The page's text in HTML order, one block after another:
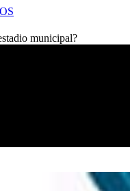
municipal?